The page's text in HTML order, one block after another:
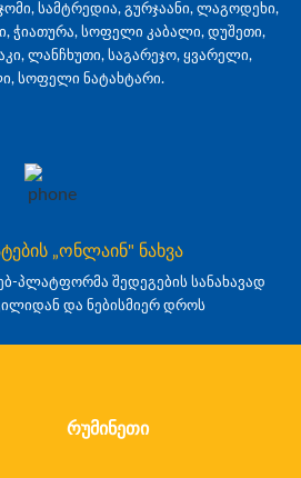
სამტრედია, გურჯაანი, ლაგოდეხი,
ჭიათურა, სოფელი კაბალი, დუშეთი,
ლანჩხუთი, საგარეჯო, ყვარელი,
სოფელი ნატახტარი.
„ონლაინ" ნახვა
პლატფორმა შედეგების სანახავად
და ნებისმიერ დროს
რუმინეთი